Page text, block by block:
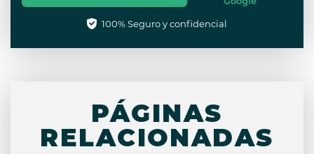
100% Seguro y confidencial
PÁGINAS
RELACIONADAS